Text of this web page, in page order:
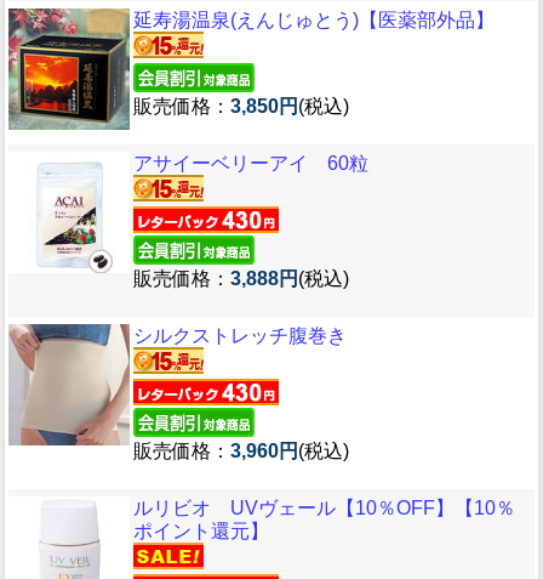
延寿湯温泉(えんじゅとう)【医薬部外品】
販売価格： 3,850円 (税込)
アサイーベリーアイ 60粒
販売価格： 3,888円 (税込)
シルクストレッチ腹巻き
販売価格： 3,960円 (税込)
ルリビオ UVヴェール【10％OFF】【10％
ポイント還元】